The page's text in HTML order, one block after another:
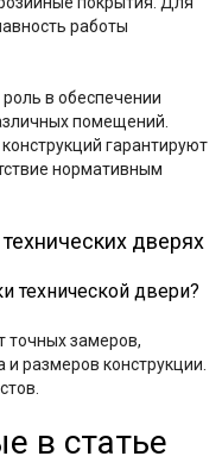
работы
в обеспечении
помещений.
гарантируют
нормативным
дверях
технической двери?
точных замеров,
размеров конструкции.
в статье